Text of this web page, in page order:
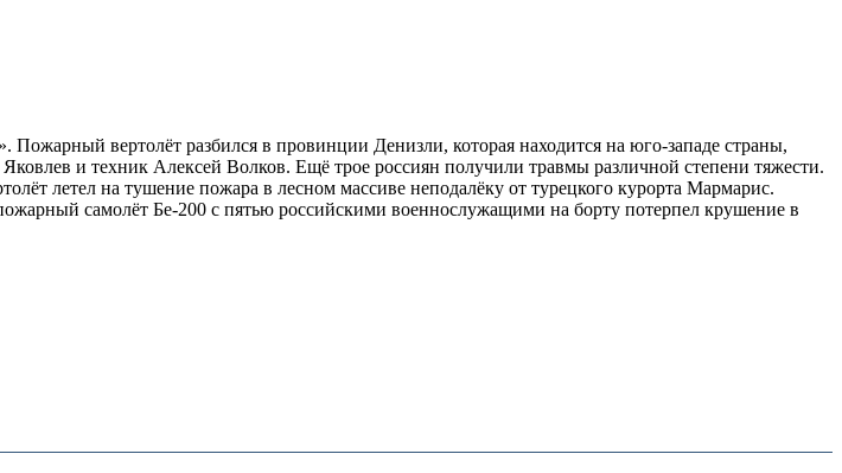
вертолёт разбился в провинции Денизли, которая находится на юго-западе страны,
и техник Алексей Волков. Ещё трое россиян получили травмы различной степени тяжести.
летел на тушение пожара в лесном массиве неподалёку от турецкого курорта Мармарис.
самолёт Бе-200 с пятью российскими военнослужащими на борту потерпел крушение в